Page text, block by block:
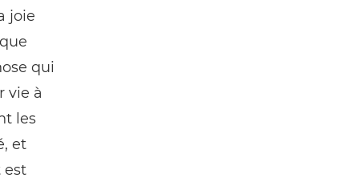
joie
qui
vie à
les
et
est